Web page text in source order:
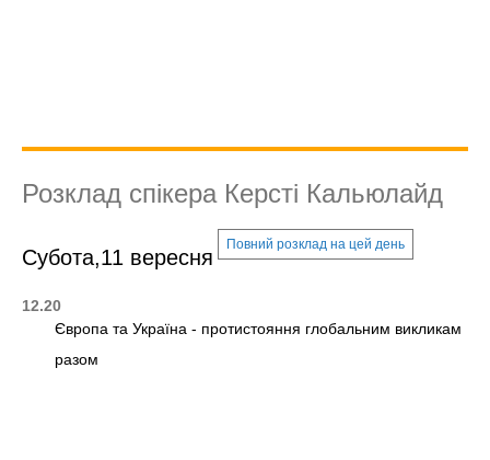
Розклад спікера Керсті Кальюлайд
Субота,11 вересня
Повний розклад на цей день
12.20
Європа та Україна - протистояння глобальним викликам
разом